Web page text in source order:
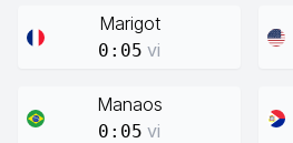
Marigot
0:05 vi
Manaos
0:05 vi